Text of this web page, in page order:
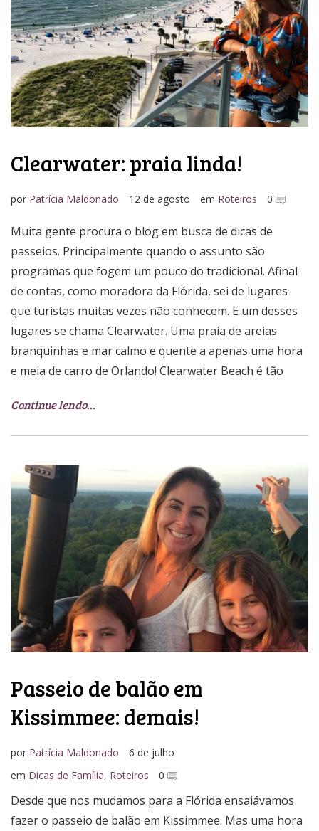
Clearwater: praia linda!
por Patrícia Maldonado 12 de agosto em Roteiros 0
Muita gente procura o blog em busca de dicas de
passeios. Principalmente quando o assunto são
programas que fogem um pouco do tradicional. Afinal
de contas, como moradora da Flórida, sei de lugares
que turistas muitas vezes não conhecem. E um desses
lugares se chama Clearwater. Uma praia de areias
branquinhas e mar calmo e quente a apenas uma hora
e meia de carro de Orlando! Clearwater Beach é tão
Continue lendo…
Passeio de balão em
Kissimmee: demais!
por Patrícia Maldonado
6 de julho
em Dicas de Família, Roteiros 0
Desde que nos mudamos para a Flórida ensaiávamos
fazer o passeio de balão em Kissimmee. Mas uma hora